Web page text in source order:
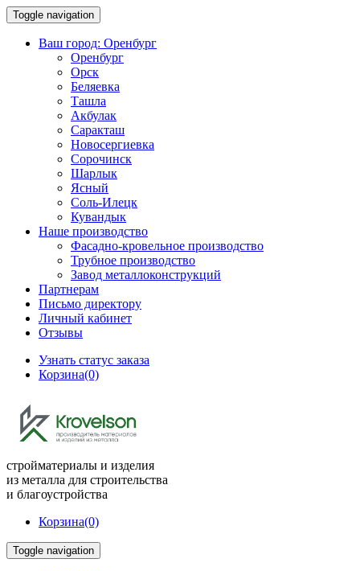
Toggle navigation
Ваш город: Оренбург
Оренбург
Орск
Беляевка
Ташла
Акбулак
Саракташ
Новосергиевка
Сорочинск
Шарлык
Ясный
Соль-Илецк
Кувандык
Наше производство
Фасадно-кровельное производство
Трубное производство
Завод металлоконструкций
Партнерам
Письмо директору
Личный кабинет
Отзывы
Узнать статус заказа
Корзина(0)
стройматериалы и изделия
из металла для строительства
и благоустройства
Корзина(0)
Toggle navigation